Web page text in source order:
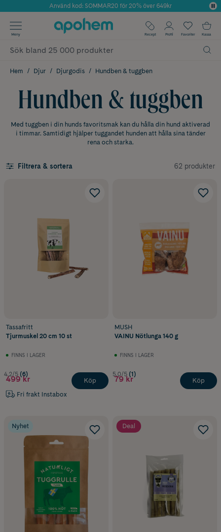
Årets Butik 2025 inom Skönhet
Använd kod: SOMMAR20 för 20% över 649kr
✓ Fri frakt
✓ Poäng på alla köp*
Meny Recept Profil Favoriter Kassa
Hem Djur Djurgodis Hundben & tuggben
Hundben & tuggben
Med tuggben i din hunds favoritsmak kan du hålla din hund aktiverad
i timmar. Samtidigt hjälper tuggandet hunden att hålla sina tänder
rena och starka.
Filtrera & sortera 62 produkter
Tassafritt
Tjurmuskel 20 cm 10 st
FINNS I LAGER
4.2/5 (6)
499 kr
Fri frakt Instabox
Köp
MUSH
VAINU Nötlunga 140 g
FINNS I LAGER
5.0/5 (1)
79 kr Köp
Nyhet Deal